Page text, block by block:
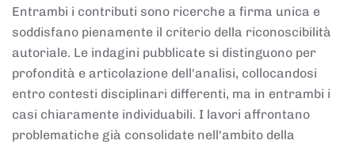
Entrambi i contributi sono ricerche a firma unica e
soddisfano pienamente il criterio della riconoscibilità
autoriale. Le indagini pubblicate si distinguono per
profondità e articolazione dell'analisi, collocandosi
entro contesti disciplinari differenti, ma in entrambi i
casi chiaramente individuabili. I lavori affrontano
problematiche già consolidate nell'ambito della